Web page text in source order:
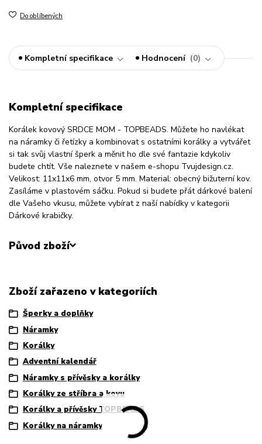
Do oblíbených
Kompletní specifikace Hodnocení 0
Kompletní specifikace
Korálek kovový SRDCE MOM - TOPBEADS. Můžete ho navlékat
na náramky či řetízky a kombinovat s ostatními korálky a vytvářet
si tak svůj vlastní šperk a měnit ho dle své fantazie kdykoliv
budete chtít. Vše naleznete v našem e-shopu Tvujdesign.cz.
Velikost: 11x11x6 mm, otvor 5 mm. Material: obecný bižuterní kov.
Zasíláme v plastovém sáčku. Pokud si budete přát dárkové balení
dle Vašeho vkusu, můžete vybírat z naší nabídky v kategorii
Dárkové krabičky.
Původ zboží
Zboží zařazeno v kategoriích
Šperky a doplňky
Náramky
Korálky
Adventní kalendář
Náramky s přívěsky a korálky
Korálky ze stříbra a kovu
Korálky a přívěsky TOPBEADS
Korálky na náramky